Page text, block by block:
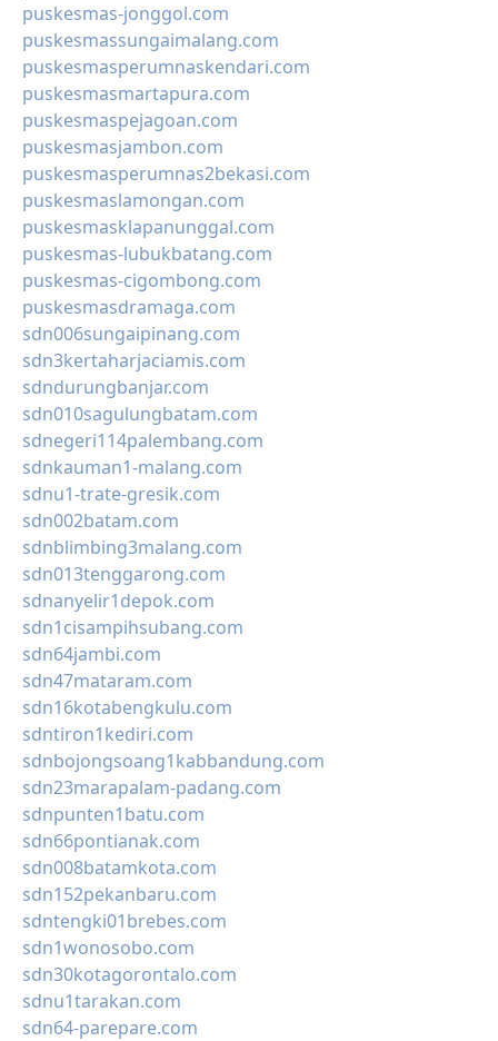
puskesmas-jonggol.com
puskesmassungaimalang.com
puskesmasperumnaskendari.com
puskesmasmartapura.com
puskesmaspejagoan.com
puskesmasjambon.com
puskesmasperumnas2bekasi.com
puskesmaslamongan.com
puskesmasklapanunggal.com
puskesmas-lubukbatang.com
puskesmas-cigombong.com
puskesmasdramaga.com
sdn006sungaipinang.com
sdn3kertaharjaciamis.com
sdndurungbanjar.com
sdn010sagulungbatam.com
sdnegeri114palembang.com
sdnkauman1-malang.com
sdnu1-trate-gresik.com
sdn002batam.com
sdnblimbing3malang.com
sdn013tenggarong.com
sdnanyelir1depok.com
sdn1cisampihsubang.com
sdn64jambi.com
sdn47mataram.com
sdn16kotabengkulu.com
sdntiron1kediri.com
sdnbojongsoang1kabbandung.com
sdn23marapalam-padang.com
sdnpunten1batu.com
sdn66pontianak.com
sdn008batamkota.com
sdn152pekanbaru.com
sdntengki01brebes.com
sdn1wonosobo.com
sdn30kotagorontalo.com
sdnu1tarakan.com
sdn64-parepare.com